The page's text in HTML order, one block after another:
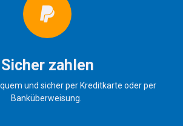
Sicher zahlen
und sicher per Kreditkarte oder per
Banküberweisung.